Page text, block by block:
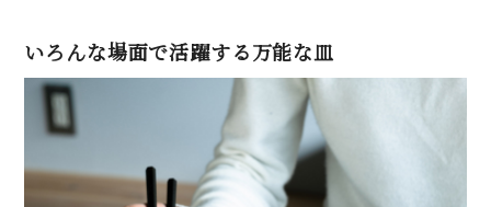
いろんな場面で活躍する万能な皿